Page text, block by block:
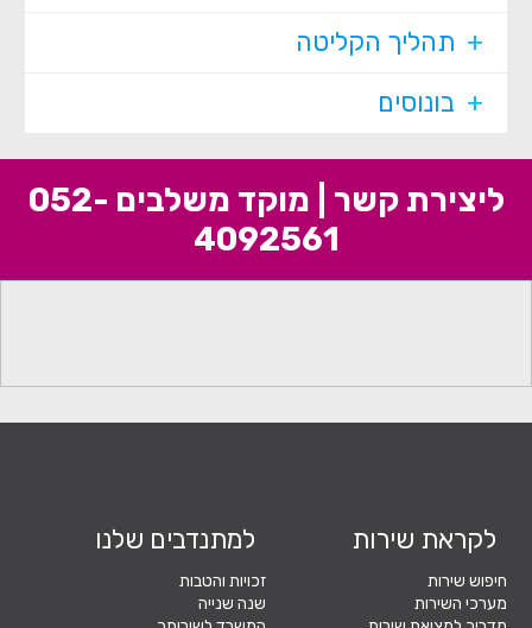
תהליך הקליטה
בונוסים
ליצירת קשר | ⁦מוקד משלבים 052-
4092561⁩
לקראת שירות
חיפוש שירות
מערכי השירות
למתנדבים שלנו
זכויות והטבות
שנה שנייה